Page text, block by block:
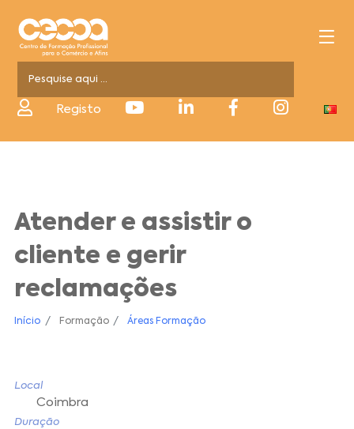
Registo
Atender e assistir o
cliente e gerir
reclamações
Início Formação Áreas Formação
Local
Coimbra
Duração